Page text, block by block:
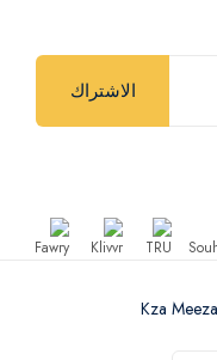
الاشتراك